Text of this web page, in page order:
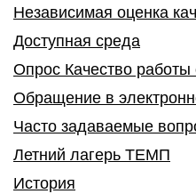
Независимая оценка
Доступная среда
Опрос Качество работы
Обращение в
Часто задаваемые
Летний лагерь ТЕМП
История